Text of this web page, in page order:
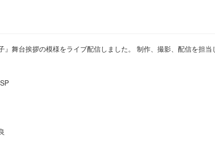
舞台挨拶の模様をライブ配信しました。 制作、撮影、配信を担当